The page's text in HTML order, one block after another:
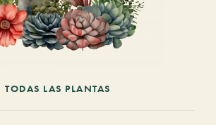
TODAS LAS PLANTAS